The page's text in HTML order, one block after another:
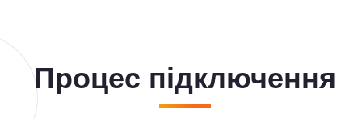
Процес підключення